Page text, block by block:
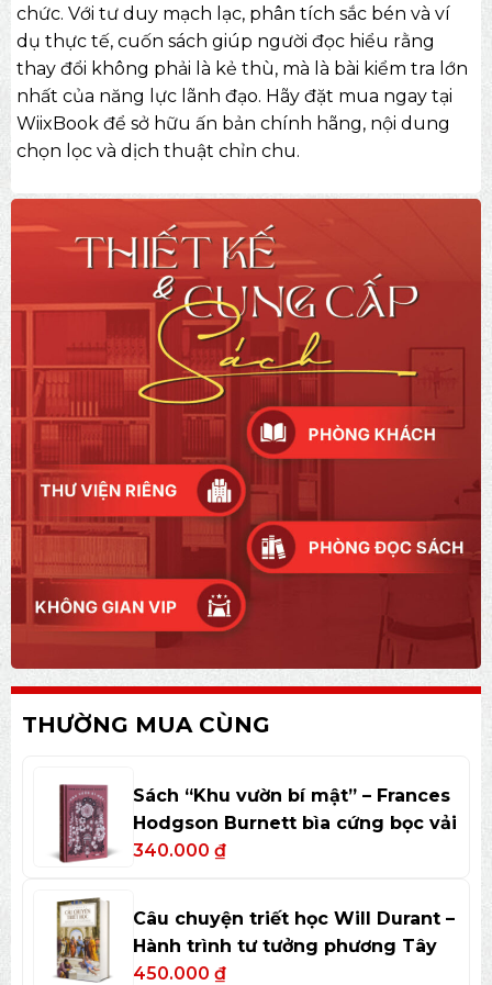
chức. Với tư duy mạch lạc, phân tích sắc bén và ví
dụ thực tế, cuốn sách giúp người đọc hiểu rằng
thay đổi không phải là kẻ thù, mà là bài kiểm tra lớn
nhất của năng lực lãnh đạo. Hãy đặt mua ngay tại
WiixBook để sở hữu ấn bản chính hãng, nội dung
chọn lọc và dịch thuật chỉn chu.
THƯỜNG MUA CÙNG
Sách “Khu vườn bí mật” – Frances
Hodgson Burnett bìa cứng bọc vải
340.000 ₫
Câu chuyện triết học Will Durant –
Hành trình tư tưởng phương Tây
450.000 ₫